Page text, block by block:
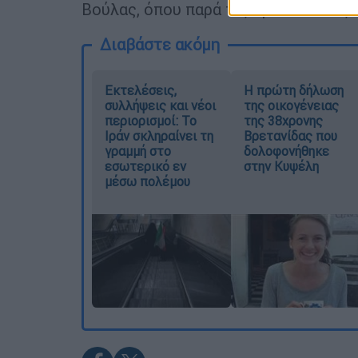
Βούλας, όπου παρά τις προσπάθειες
Διαβάστε ακόμη
Εκτελέσεις,
συλλήψεις και νέοι
περιορισμοί: Το
Ιράν σκληραίνει τη
γραμμή στο
εσωτερικό εν
μέσω πολέμου
Η πρώτη δήλωση
της οικογένειας
της 38χρονης
Βρετανίδας που
δολοφονήθηκε
στην Κυψέλη